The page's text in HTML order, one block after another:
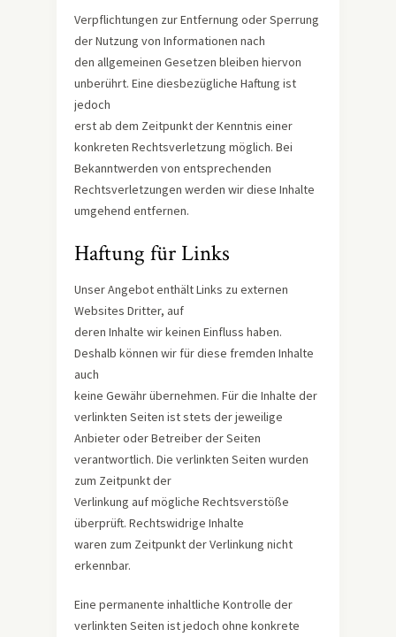
Verpflichtungen zur Entfernung oder Sperrung
der Nutzung von Informationen nach
den allgemeinen Gesetzen bleiben hiervon
unberührt. Eine diesbezügliche Haftung ist
jedoch
erst ab dem Zeitpunkt der Kenntnis einer
konkreten Rechtsverletzung möglich. Bei
Bekanntwerden von entsprechenden
Rechtsverletzungen werden wir diese Inhalte
umgehend entfernen.
Haftung für Links
Unser Angebot enthält Links zu externen
Websites Dritter, auf
deren Inhalte wir keinen Einfluss haben.
Deshalb können wir für diese fremden Inhalte
auch
keine Gewähr übernehmen. Für die Inhalte der
verlinkten Seiten ist stets der jeweilige
Anbieter oder Betreiber der Seiten
verantwortlich. Die verlinkten Seiten wurden
zum Zeitpunkt der
Verlinkung auf mögliche Rechtsverstöße
überprüft. Rechtswidrige Inhalte
waren zum Zeitpunkt der Verlinkung nicht
erkennbar.
Eine permanente inhaltliche Kontrolle der
verlinkten Seiten ist jedoch ohne konkrete